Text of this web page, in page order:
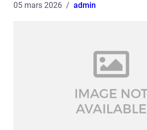
05 mars 2026 admin